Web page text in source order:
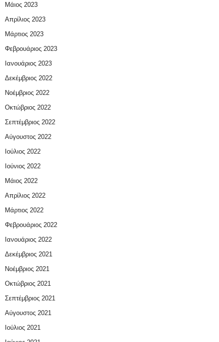
Μάιος 2023
Απρίλιος 2023
Μάρτιος 2023
Φεβρουάριος 2023
Ιανουάριος 2023
Δεκέμβριος 2022
Νοέμβριος 2022
Οκτώβριος 2022
Σεπτέμβριος 2022
Αύγουστος 2022
Ιούλιος 2022
Ιούνιος 2022
Μάιος 2022
Απρίλιος 2022
Μάρτιος 2022
Φεβρουάριος 2022
Ιανουάριος 2022
Δεκέμβριος 2021
Νοέμβριος 2021
Οκτώβριος 2021
Σεπτέμβριος 2021
Αύγουστος 2021
Ιούλιος 2021